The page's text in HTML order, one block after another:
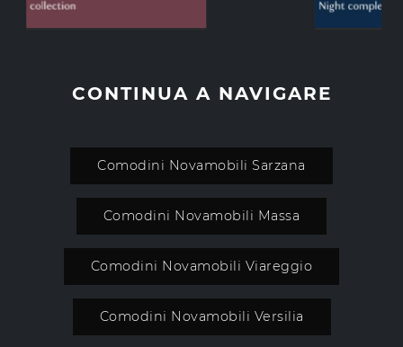
CONTINUA A NAVIGARE
Comodini Novamobili Sarzana
Comodini Novamobili Massa
Comodini Novamobili Viareggio
Comodini Novamobili Versilia